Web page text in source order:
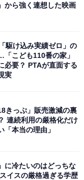
から強く連想した映画
駆け込み実績ゼロ」の
こども110番の家」
必要？ PTAが直面する
実
きっぷ」販売激減の裏
連続利用の厳格化だけ
「本当の理由」
に冷たいのはどっちな
イスの厳格過ぎる学歴